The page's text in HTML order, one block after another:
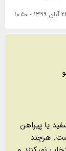
- ۱۰:۵۰
یا پیراهن
هرچند